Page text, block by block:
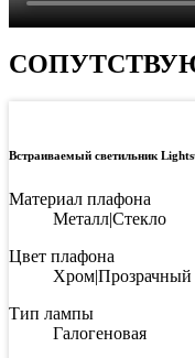
Встраиваемый светильник
Материал плафона
Металл|Стекло
Цвет плафона
Хром|Прозрачный
Тип лампы
Галогеновая